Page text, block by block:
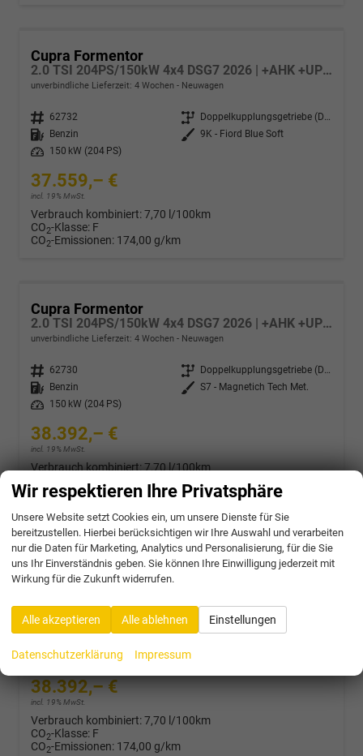
Cupra Formentor
2.0 TSI 204PS/150kW 4x4 DSG7 2026 | +AHK +UPGRADE-Paket +Immersive +5-Jahre Erw. Garantie
unverbindliche Lieferzeit: 4 Wochen Neuwagen
Fahrzeugnr. 62732 Getriebe
Doppelkupplungsgetriebe (DSG)
Kraftstoff
Benzin Außenfarbe 9K - Fiord Blue Soft
Leistung
150 kW (204 PS)
37.559,– €
incl. 19% MwSt.
Verbrauch kombiniert:7,70 l/100km
CO2-Klasse: F
CO2-Emissionen: 174,00 g/km
Cupra Formentor
2.0 TSI 204PS/150kW 4x4 DSG7 2026 | +AHK +UPGRADE-Paket +Immersive +5-Jahre Erw. Garantie
unverbindliche Lieferzeit: 4 Wochen Neuwagen
Fahrzeugnr. 62730 Getriebe
Doppelkupplungsgetriebe (DSG)
Kraftstoff
Benzin Außenfarbe S7 - Magnetich Tech Met.
Leistung
150 kW (204 PS)
38.392,– €
incl. 19% MwSt.
Verbrauch kombiniert:7,70 l/100km
CO 2-Emissionen: 174,00 g/km
Cupra Formentor
Fahrzeugnr. 62731
Leistung
150 kW (204 PS)
38.392,– €
incl. 19% MwSt.
Verbrauch kombiniert:7,70 l/100km
CO2-Klasse: F
CO2-Emissionen: 174,00 g/km
Wir respektieren Ihre Privatsphäre
Unsere Website setzt Cookies ein, um unsere Dienste für Sie
bereitzustellen. Hierbei berücksichtigen wir Ihre Auswahl und verarbeiten
nur die Daten für Marketing, Analytics und Personalisierung, für die Sie
uns Ihr Einverständnis geben. Sie können Ihre Einwilligung jederzeit mit
Wirkung für die Zukunft widerrufen.
Alle akzeptieren Alle ablehnen Einstellungen
Datenschutzerklärung Impressum